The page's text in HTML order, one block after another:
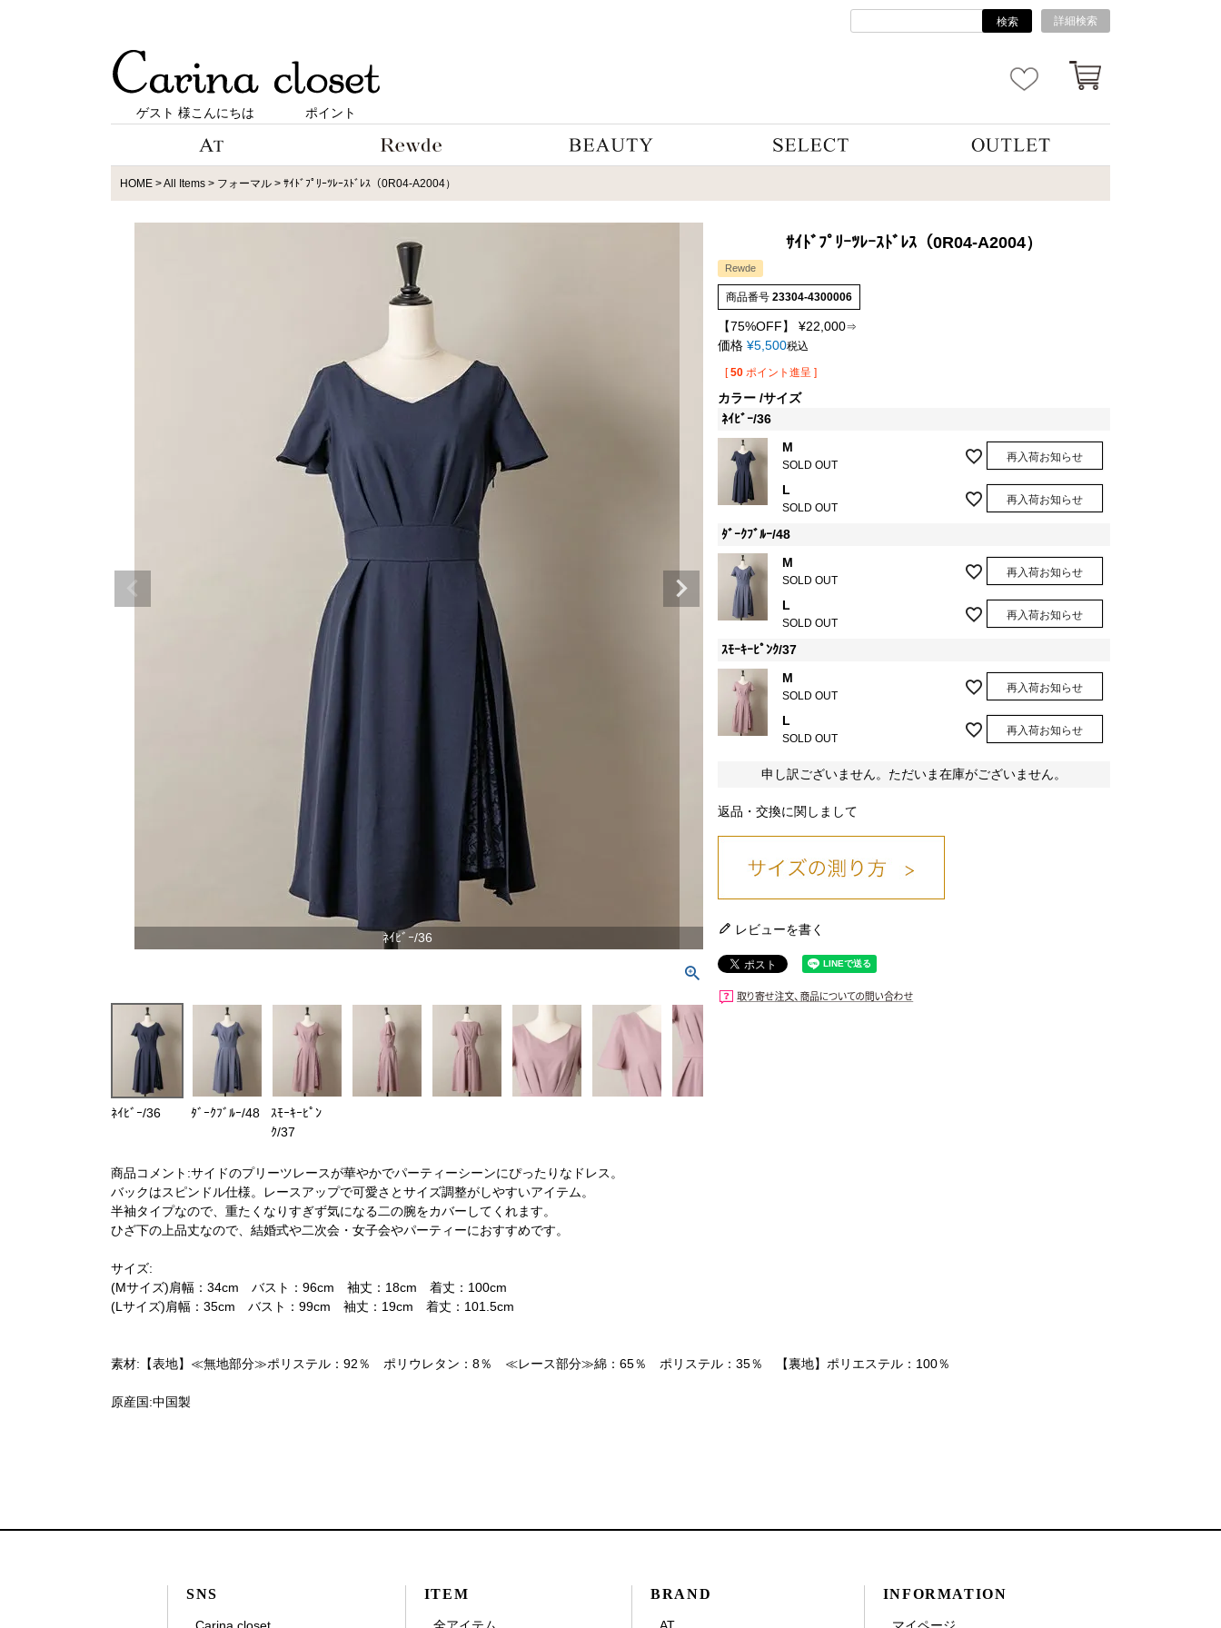
検索 詳細検索
ゲスト 様こんにちは ポイント
HOME All Items フォーマル ｻｲﾄﾞﾌﾟﾘｰﾂﾚｰｽﾄﾞﾚｽ（0R04-A2004）
ﾈｲﾋﾞｰ/36
ﾈｲﾋﾞｰ/36 ﾀﾞｰｸﾌﾞﾙｰ/48
ｽﾓｰｷｰﾋﾟﾝ
ｸ/37
ｻｲﾄﾞﾌﾟﾘｰﾂﾚｰｽﾄﾞﾚｽ（0R04-A2004）
Rewde
商品番号 23304-4300006
【75%OFF】 ¥22,000⇒
価格 ¥5,500税込
[ 50 ポイント進呈 ]
カラー サイズ
ﾈｲﾋﾞｰ/36
M
SOLD OUT
再入荷お知らせ
L
SOLD OUT
再入荷お知らせ
ﾀﾞｰｸﾌﾞﾙｰ/48
M
SOLD OUT
再入荷お知らせ
L
SOLD OUT
再入荷お知らせ
ｽﾓｰｷｰﾋﾟﾝｸ/37
M
SOLD OUT
再入荷お知らせ
L
SOLD OUT
再入荷お知らせ
申し訳ございません。ただいま在庫がございません。
返品・交換に関しまして
レビューを書く
商品コメント:サイドのプリーツレースが華やかでパーティーシーンにぴったりなドレス。
バックはスピンドル仕様。レースアップで可愛さとサイズ調整がしやすいアイテム。
半袖タイプなので、重たくなりすぎず気になる二の腕をカバーしてくれます。
ひざ下の上品丈なので、結婚式や二次会・女子会やパーティーにおすすめです。
サイズ:
(Mサイズ)肩幅：34cm バスト：96cm 袖丈：18cm 着丈：100cm
(Lサイズ)肩幅：35cm バスト：99cm 袖丈：19cm 着丈：101.5cm
素材:【表地】≪無地部分≫ポリステル：92％ ポリウレタン：8％ ≪レース部分≫綿：65％ ポリステル：35％ 【裏地】ポリエステル：100％
原産国:中国製
SNS ITEM BRAND INFORMATION